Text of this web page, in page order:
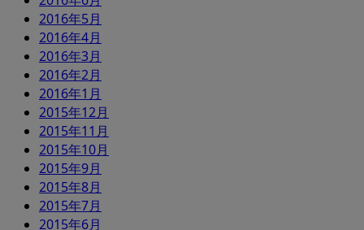
2016年5月
2016年4月
2016年3月
2016年2月
2016年1月
2015年12月
2015年11月
2015年10月
2015年9月
2015年8月
2015年7月
2015年6月